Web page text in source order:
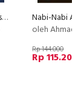
Nabi-Nabi Allah : Kisah Para Nabi dan Rasul Allah dalam al-Quran (ganti cover baru)
Nabi-Nabi
oleh Ahmad
Rp 144.000
Rp 115.200